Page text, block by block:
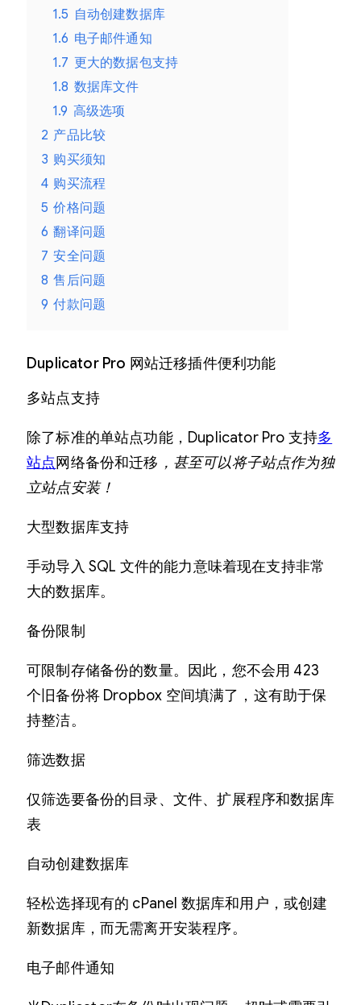
1.5 自动创建数据库
1.6 电子邮件通知
1.7 更大的数据包支持
1.8 数据库文件
1.9 高级选项
2 产品比较
3 购买须知
4 购买流程
5 价格问题
6 翻译问题
7 安全问题
8 售后问题
9 付款问题
Duplicator Pro 网站迁移插件便利功能
多站点支持
除了标准的单站点功能，Duplicator Pro 支持多
站点网络备份和迁移 ，甚至可以将子站点作为独
立站点安装！
大型数据库支持
手动导入 SQL 文件的能力意味着现在支持非常
大的数据库。
备份限制
可限制存储备份的数量。因此，您不会用 423
个旧备份将 Dropbox 空间填满了，这有助于保
持整洁。
筛选数据
仅筛选要备份的目录、文件、扩展程序和数据库
表
自动创建数据库
轻松选择现有的 cPanel 数据库和用户，或创建
新数据库，而无需离开安装程序。
电子邮件通知